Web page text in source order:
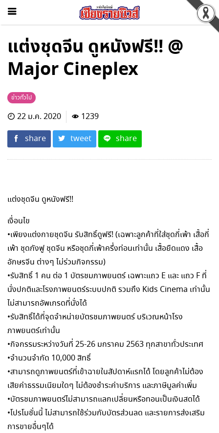
แต่งชุดจีน ดูหนังฟรี!! @
Major Cineplex
ข่าวทั่วไป
22 ม.ค. 2020
1239
share
tweet share
แต่งชุดจีน ดูหนังฟรี!!
เงื่อนไข
•เพียงแต่งกายชุดจีน รับสิทธิ์ดูฟรี! (เฉพาะลูกค้าที่ใส่ชุดกี่เพ้า เสื้อกี่
เพ้า ชุดกังฟู ชุดจีน หรือชุดกี่เพ้าครึ่งท่อนเท่านั้น เสื้อยืดแดง เสื้อ
อักษรจีน ต่างๆ ไม่ร่วมกิจกรรม)
•รับสิทธิ์ 1 คน ต่อ 1 บัตรชมภาพยนตร์ เฉพาะแถว E และ แถว F ที่
นั่งปกติและโรงภาพยนตร์ระบบปกติ รวมถึง Kids Cinema เท่านั้น
ไม่สามารถอัพเกรดที่นั่งได้
•รับสิทธิ์ได้ที่จุดจำหน่ายบัตรชมภาพยนตร์ บริเวณหน้าโรง
ภาพยนตร์เท่านั้น
•กิจกรรมระหว่างวันที่ 25-26 มกราคม 2563 ทุกสาขาทั่วประเทศ
•จำนวนจำกัด 10,000 สิทธิ์
•สามารถดูภาพยนตร์ที่เข้าฉายในสัปดาห์แรกได้ โดยลูกค้าไม่ต้อง
เสียค่าธรรมเนียมใดๆ ไม่ต้องชำระค่าบริการ และภาษีมูลค่าเพิ่ม
•บัตรชมภาพยนตร์ไม่สามารถแลกเปลี่ยนหรือทอนเป็นเงินสดได้
•โปรโมชั่นนี้ ไม่สามารถใช้ร่วมกับบัตรส่วนลด และรายการส่งเสริม
การขายอื่นๆได้